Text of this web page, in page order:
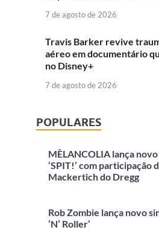
7 de agosto de 2026
Travis Barker revive
aéreo em documentário
no Disney+
7 de agosto de 2026
POPULARES
MÈLANCOLIA lança
‘SPIT!’ com participação
Mackertich do Dregg
Rob Zombie lança novo
‘N’ Roller’